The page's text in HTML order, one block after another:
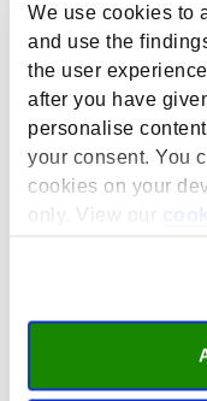
We use cookies to
and use the
the user
after you have
personalise
your consent. You
cookies on your
only. View our
om voor hun werk
hoe dergelijke
werknemers in de
laat zien dat
worden beïnvloed
lonen of
factoren, zoals
uit het onderzoek
pendelen, zelfs
in de EU. Ten
prikkels van belang
belastingvoordeel
afschafte, nam de